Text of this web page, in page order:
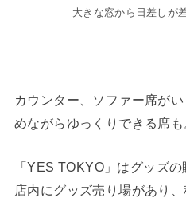
大きな窓から日差しが
カウンター、ソファー席が
めながらゆっくりできる席も
「YES TOKYO」はグッズ
店内にグッズ売り場があり